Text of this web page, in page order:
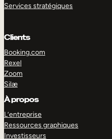
Services stratégiques
Clients
Booking.com
Rexel
Zoom
Silæ
À propos
L’entreprise
Ressources graphiques
Investisseurs